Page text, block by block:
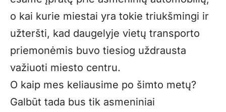
o kai kurie miestai yra tokie triukšmingi ir
užteršti, kad daugelyje vietų transporto
priemonėmis buvo tiesiog uždrausta
važiuoti miesto centru.
O kaip mes keliausime po šimto metų?
Galbūt tada bus tik asmeniniai